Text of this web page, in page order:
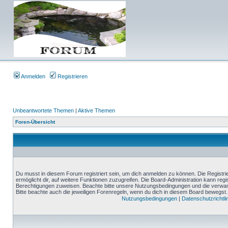
Anmelden Registrieren
Unbeantwortete Themen | Aktive Themen
Foren-Übersicht
Du musst in diesem Forum registriert sein, um dich anmelden zu können. Die
ermöglicht dir, auf weitere Funktionen zuzugreifen. Die Board-Administration kann
Berechtigungen zuweisen. Beachte bitte unsere Nutzungsbedingungen und die
Bitte beachte auch die jeweiligen Forenregeln, wenn du dich in diesem Board bewegst.
Nutzungsbedingungen |